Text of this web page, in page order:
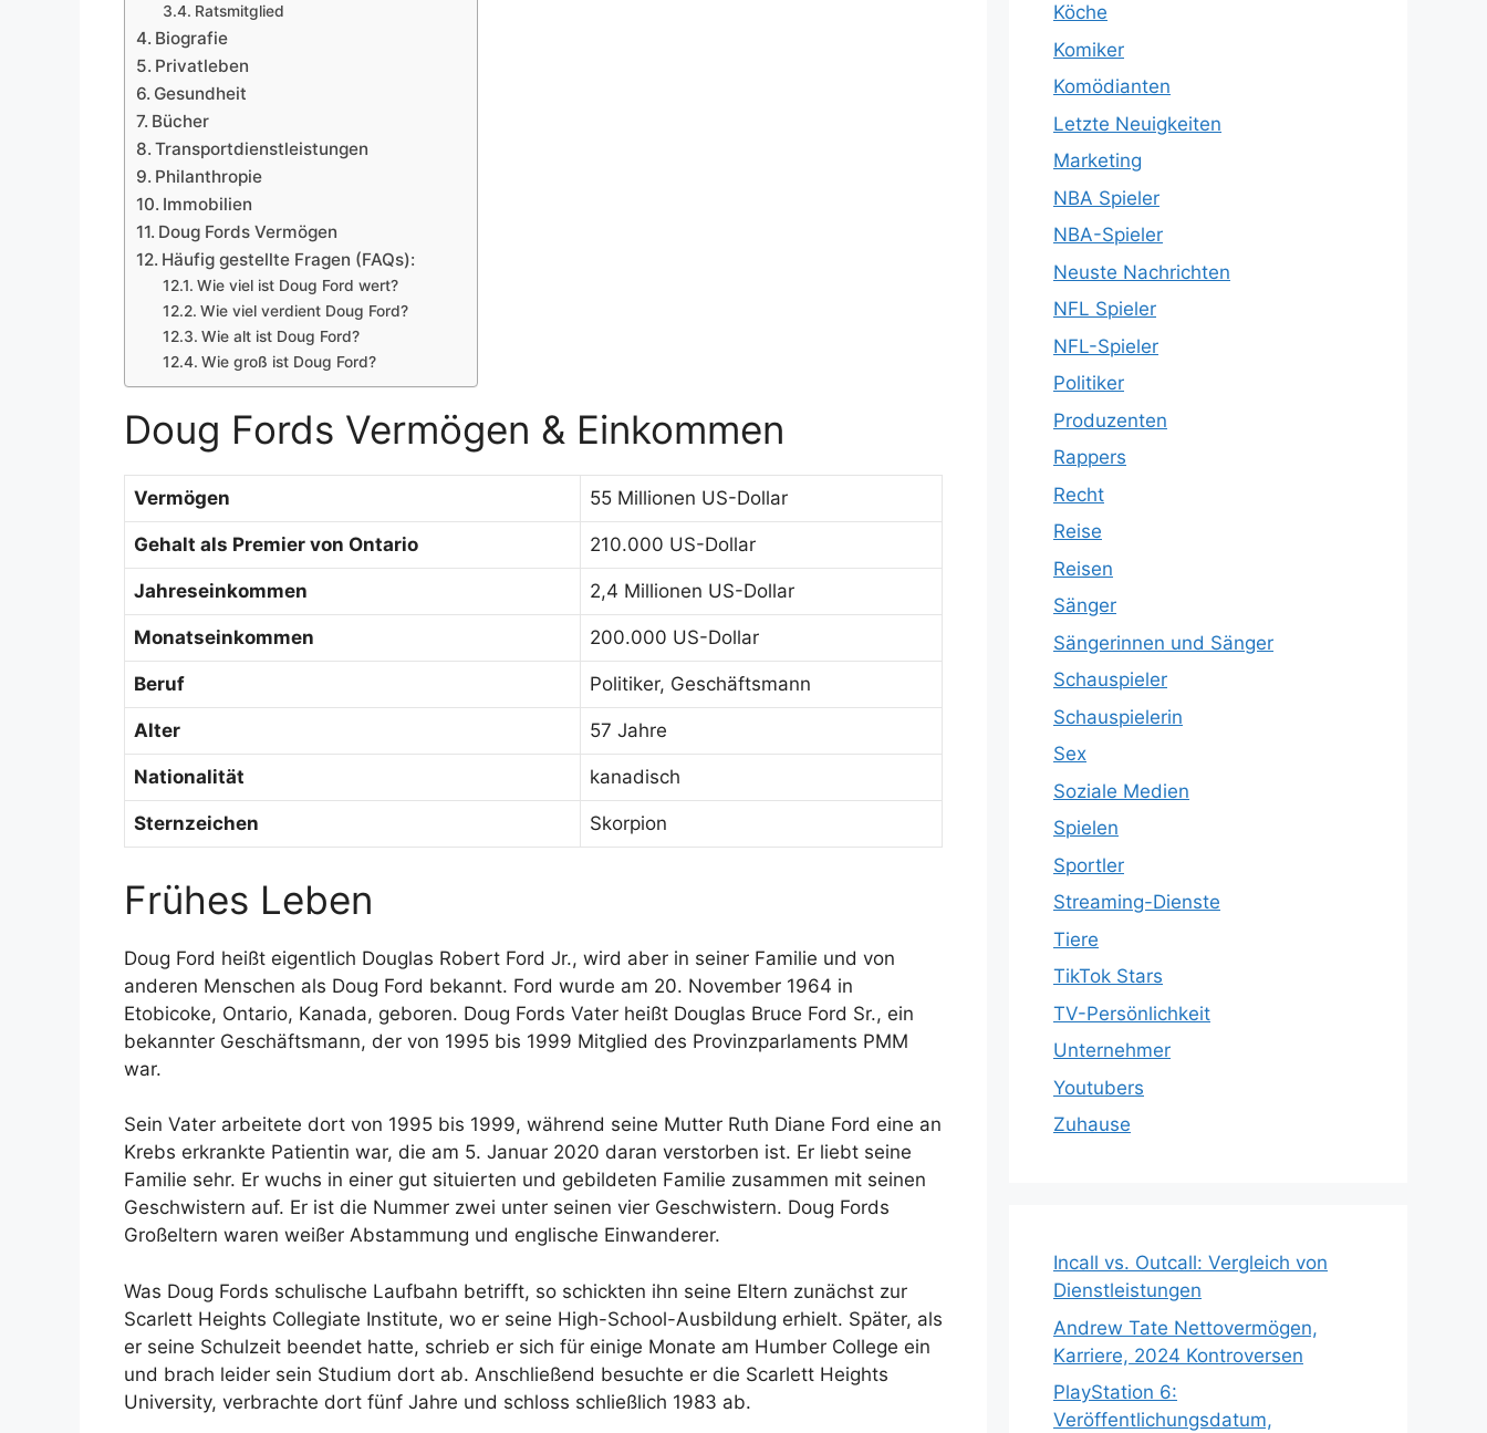
Ratsmitglied
Biografie
Privatleben
Gesundheit
Bücher
Transportdienstleistungen
Philanthropie
Immobilien
Doug Fords Vermögen
Häufig gestellte Fragen (FAQs):
Wie viel ist Doug Ford wert?
Wie viel verdient Doug Ford?
Wie alt ist Doug Ford?
Wie groß ist Doug Ford?
Doug Fords Vermögen & Einkommen
Vermögen 55 Millionen US-Dollar
Gehalt als Premier von Ontario 210.000 US-Dollar
Jahreseinkommen 2,4 Millionen US-Dollar
Monatseinkommen 200.000 US-Dollar
Beruf Politiker, Geschäftsmann
Alter 57 Jahre
Nationalität kanadisch
Sternzeichen Skorpion
Frühes Leben
Doug Ford heißt eigentlich Douglas Robert Ford Jr., wird aber in seiner Familie und von
anderen Menschen als Doug Ford bekannt. Ford wurde am 20. November 1964 in
Etobicoke, Ontario, Kanada, geboren. Doug Fords Vater heißt Douglas Bruce Ford Sr., ein
bekannter Geschäftsmann, der von 1995 bis 1999 Mitglied des Provinzparlaments PMM
war.
Sein Vater arbeitete dort von 1995 bis 1999, während seine Mutter Ruth Diane Ford eine an
Krebs erkrankte Patientin war, die am 5. Januar 2020 daran verstorben ist. Er liebt seine
Familie sehr. Er wuchs in einer gut situierten und gebildeten Familie zusammen mit seinen
Geschwistern auf. Er ist die Nummer zwei unter seinen vier Geschwistern. Doug Fords
Großeltern waren weißer Abstammung und englische Einwanderer.
Was Doug Fords schulische Laufbahn betrifft, so schickten ihn seine Eltern zunächst zur
Scarlett Heights Collegiate Institute, wo er seine High-School-Ausbildung erhielt. Später, als
er seine Schulzeit beendet hatte, schrieb er sich für einige Monate am Humber College ein
und brach leider sein Studium dort ab. Anschließend besuchte er die Scarlett Heights
University, verbrachte dort fünf Jahre und schloss schließlich 1983 ab.
Köche
Komiker
Komödianten
Letzte Neuigkeiten
Marketing
NBA Spieler
NBA-Spieler
Neuste Nachrichten
NFL Spieler
NFL-Spieler
Politiker
Produzenten
Rappers
Recht
Reise
Reisen
Sänger
Sängerinnen und Sänger
Schauspieler
Schauspielerin
Sex
Soziale Medien
Spielen
Sportler
Streaming-Dienste
Tiere
TikTok Stars
TV-Persönlichkeit
Unternehmer
Youtubers
Zuhause
Incall vs. Outcall: Vergleich von
Dienstleistungen
Andrew Tate Nettovermögen,
Karriere, 2024 Kontroversen
PlayStation 6:
Veröffentlichungsdatum,